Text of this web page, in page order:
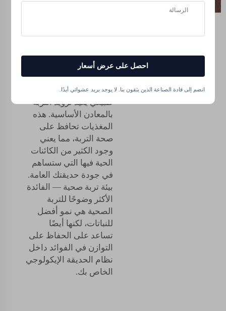
مستدامة. يتم تصنيع
العديد من المغذيات
السائلة العضوية من
التسميد، وهو سماد
طبيعي يعيد تزويد التربة
بالمعادن الأساسية. هذه
المغذيات تحافظ على
صحة التربة، مما يعني
وجود الكثير من الكائنات
الحية فيها التي ستساهم
في جودة حديقتك العامة.
بيئة تربة صحية — الفائدة
الأكثر وضوحًا للتربة
الصحية هي نمو أفضل
للنباتات، لكنها أيضًا
تساعد على الحفاظ على
التوازن في الفوائد داخل
نظام الحديقة الإيكولوجي
الخاص بك.
احصل على عرض أسعار
انضم إلى قادة الصناعة الذين يثقون بنا. لا يوجد بريد عشوائي أبدًا.